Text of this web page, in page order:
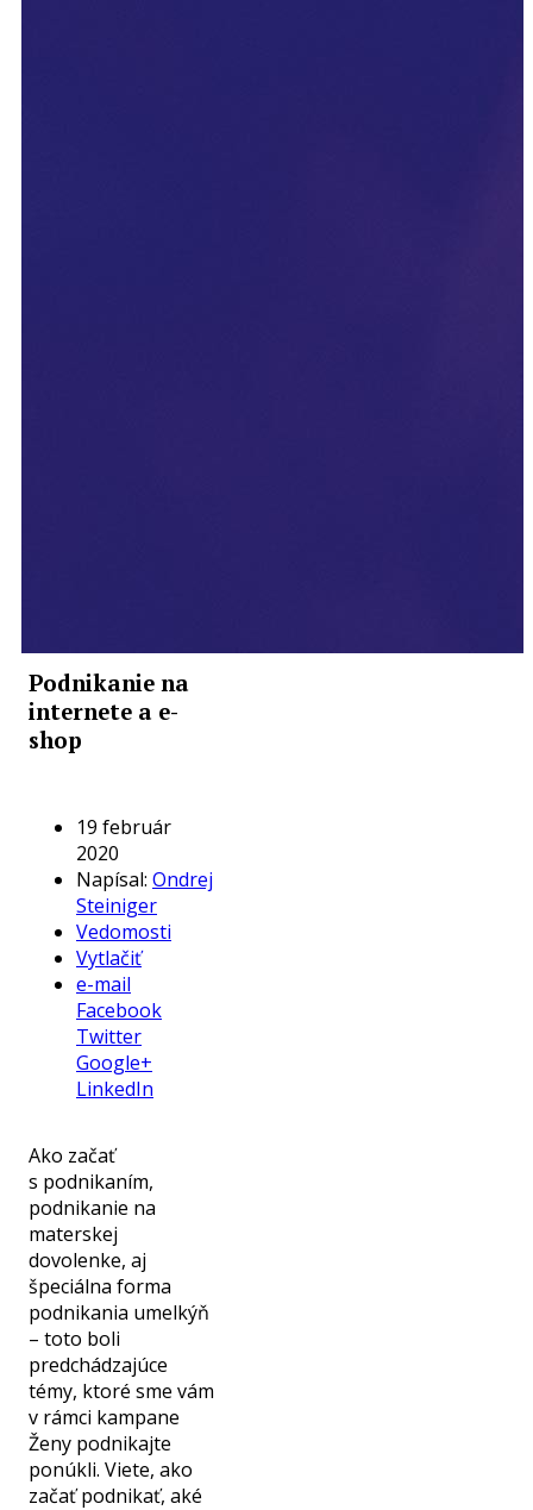
Podnikanie na
internete a e-
shop
19 február
2020
Napísal: Ondrej
Steiniger
Vedomosti
Vytlačiť
e-mail
Facebook
Twitter
Google+
LinkedIn
Ako začať
s podnikaním,
podnikanie na
materskej
dovolenke, aj
špeciálna forma
podnikania umelkýň
– toto boli
predchádzajúce
témy, ktoré sme vám
v rámci kampane
Ženy podnikajte
ponúkli. Viete, ako
začať podnikať, aké